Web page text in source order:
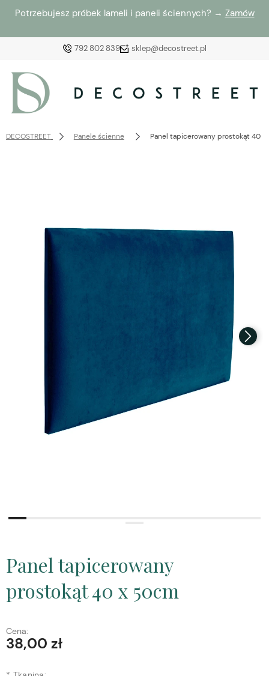
Potrzebujesz próbek lameli i paneli ściennych? → Zamów
792 802 839 sklep@decostreet.pl
Załóż konto
z poprzedniej sesji.
DECOSTREET Panele ścienne Panel tapicerowany prostokąt 40 x
Panel tapicerowany
prostokąt 40 x 50cm
Cena:
38,00 zł